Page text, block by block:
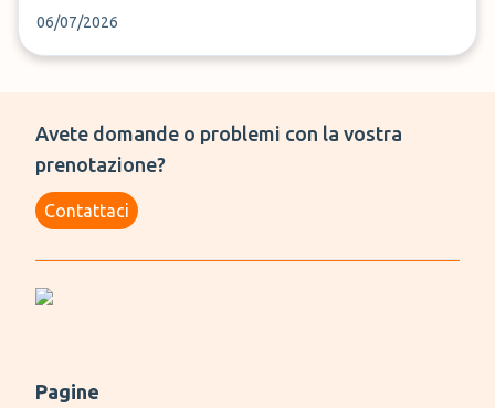
06/07/2026
Avete domande o problemi con la vostra
prenotazione?
Contattaci
Pagine